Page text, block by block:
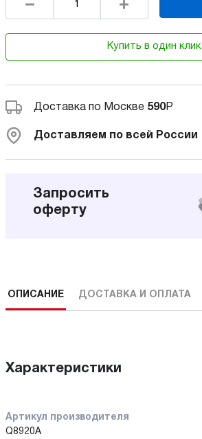
Купить в один клик
Доставка по Москве 590Р
Доставляем по всей России
Запросить
оферту
ОПИСАНИЕ ДОСТАВКА И ОПЛАТА
Характеристики
Артикул производителя
Q8920A